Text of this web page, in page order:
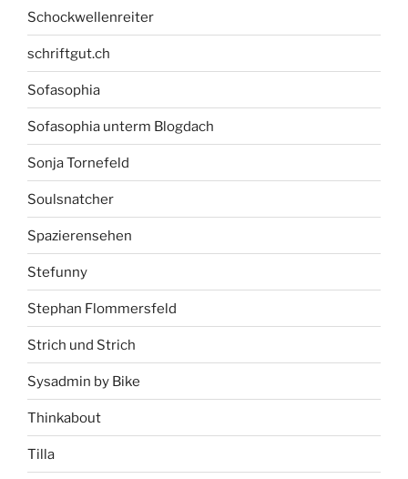
Schockwellenreiter
schriftgut.ch
Sofasophia
Sofasophia unterm Blogdach
Sonja Tornefeld
Soulsnatcher
Spazierensehen
Stefunny
Stephan Flommersfeld
Strich und Strich
Sysadmin by Bike
Thinkabout
Tilla